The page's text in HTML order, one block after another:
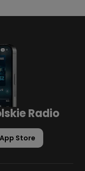
Radio
App Store